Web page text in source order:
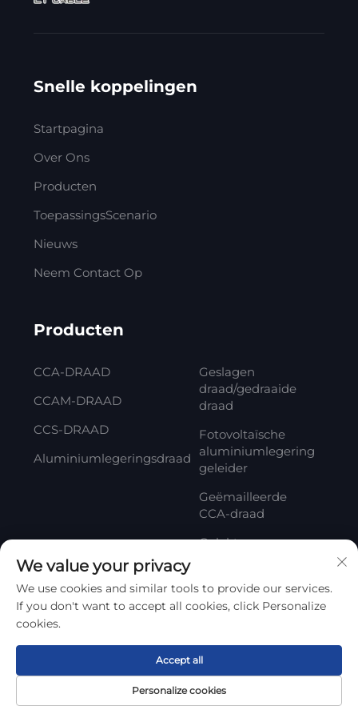
Snelle koppelingen
Startpagina
Over Ons
Producten
ToepassingsScenario
Nieuws
Neem Contact Op
Producten
CCA-DRAAD
CCAM-DRAAD
CCS-DRAAD
Aluminiumlegeringsdraad
Geslagen
draad/gedraaide
draad
Fotovoltaïsche
aluminiumlegering
geleider
Geëmailleerde
CCA-draad
Gelakte
Abonneren
Startpagina Product Over CONTACT
We value your privacy
We use cookies and similar tools to provide our services.
If you don't want to accept all cookies, click Personalize
cookies.
Personalize cookies
Accept all